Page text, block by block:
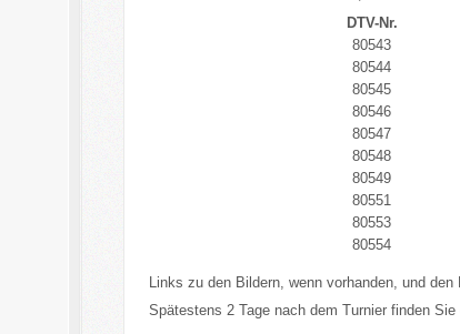
DTV-Nr.
80543
80544
80545
80546
80547
80548
80549
80551
80553
80554
Links zu den Bildern, wenn vorhanden, und
Spätestens 2 Tage nach dem Turnier finden